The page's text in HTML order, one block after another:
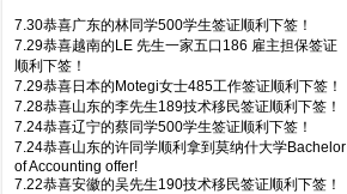
7.30恭喜广东的林同学500学生签证顺利下签！
7.29恭喜越南的LE 先生一家五口186 雇主担保签证
顺利下签！
7.29恭喜日本的Motegi女士485工作签证顺利下签！
7.28恭喜山东的李先生189技术移民签证顺利下签！
7.24恭喜辽宁的蔡同学500学生签证顺利下签！
7.24恭喜山东的许同学顺利拿到莫纳什大学Bachelor
of Accounting offer!
7.22恭喜安徽的吴先生190技术移民签证顺利下签！